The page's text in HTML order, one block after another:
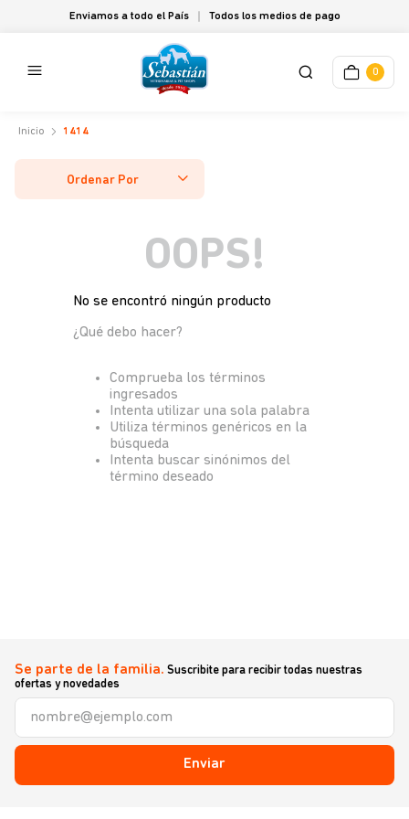
Enviamos a todo el País Todos los medios de pago
0
1414
Ordenar Por
OOPS!
No se encontró ningún producto
¿Qué debo hacer?
Comprueba los términos
ingresados
Intenta utilizar una sola palabra
Utiliza términos genéricos en la
búsqueda
Intenta buscar sinónimos del
término deseado
Se parte de la familia. Suscribite para recibir todas nuestras
ofertas y novedades
Enviar